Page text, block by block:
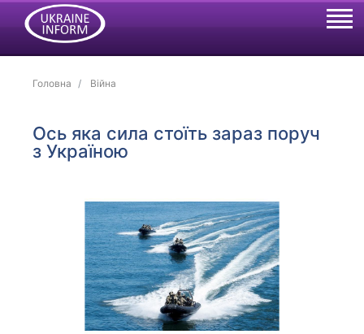
Головна Війна
Ось яка сила стоїть зараз поруч
з Україною